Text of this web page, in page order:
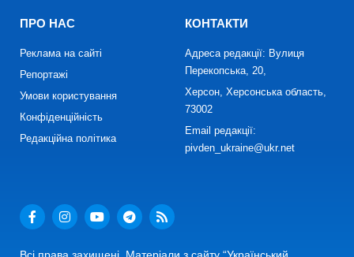
ПРО НАС
Реклама на сайті
Репортажі
Умови користування
Конфіденційність
Редакційна політика
КОНТАКТИ
Адреса редакції: Вулиця
Перекопська, 20,
Херсон, Херсонська область,
73002
Email редакції:
pivden_ukraine@ukr.net
Всі права захищені. Матеріали з сайту “Український